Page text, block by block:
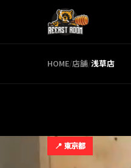
HOME/店舗/浅草店
📍 東京都